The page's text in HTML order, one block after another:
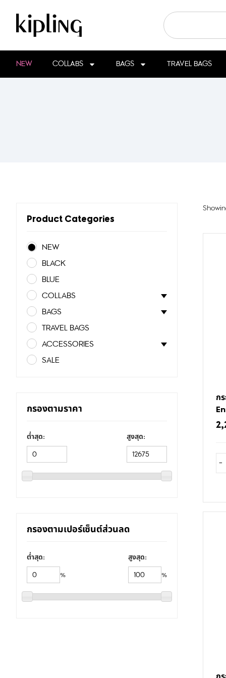
NEW COLLABS BAGS TRAVEL BAGS
Product Categories
NEW
BLACK
BLUE
COLLABS
BAGS
TRAVEL BAGS
ACCESSORIES
SALE
กรองตามราคา
ต่ำสุด: สูงสุด:
กรองตามเปอร์เซ็นต์ส่วนลด
ต่ำสุด:
%
สูงสุด:
%
ก
-